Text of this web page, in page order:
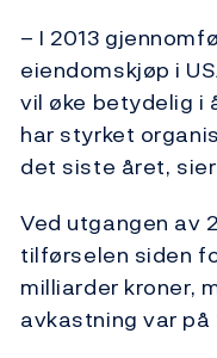
– I 2013
eiendomskjøp i
vil øke betydelig i
har styrket
det siste året,
Ved utgangen av
tilførselen siden
milliarder kroner,
avkastning var på